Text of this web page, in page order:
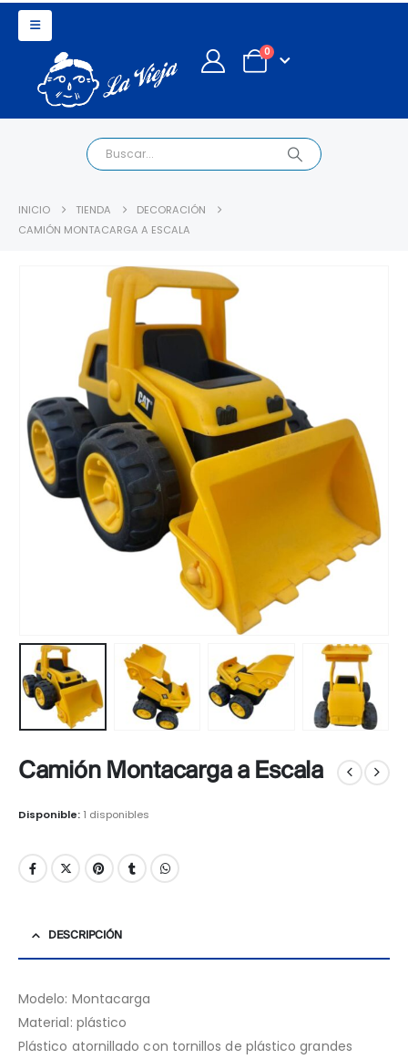
0
INICIO TIENDA
DECORACIÓN
CAMIÓN MONTACARGA A ESCALA
Camión Montacarga a Escala
Disponible: 1 disponibles
DESCRIPCIÓN
Modelo: Montacarga
Material: plástico
Plástico atornillado con tornillos de plástico grandes